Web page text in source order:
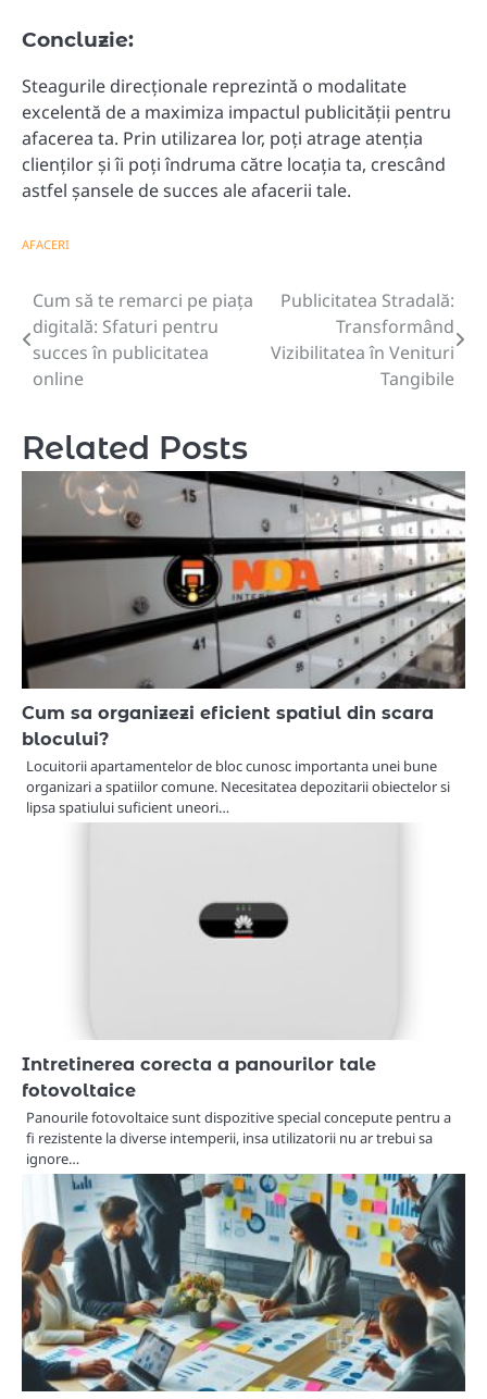
Concluzie:
Steagurile direcționale reprezintă o modalitate
excelentă de a maximiza impactul publicității pentru
afacerea ta. Prin utilizarea lor, poți atrage atenția
clienților și îi poți îndruma către locația ta, crescând
astfel șansele de succes ale afacerii tale.
AFACERI
Navigare
în
articole
Cum să te remarci pe piața
digitală: Sfaturi pentru
succes în publicitatea
online
Publicitatea Stradală:
Transformând
Vizibilitatea în Venituri
Tangibile
Related Posts
Cum sa organizezi eficient spatiul din scara
blocului?
Locuitorii apartamentelor de bloc cunosc importanta unei bune
organizari a spatiilor comune. Necesitatea depozitarii obiectelor si
lipsa spatiului suficient uneori…
Intretinerea corecta a panourilor tale
fotovoltaice
Panourile fotovoltaice sunt dispozitive special concepute pentru a
fi rezistente la diverse intemperii, insa utilizatorii nu ar trebui sa
ignore…